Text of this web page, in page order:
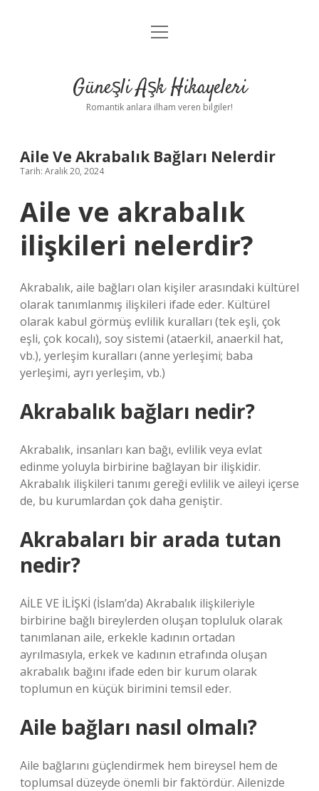
Anasayfa
Yasal Uyarı
menüyü
Güneşli Aşk Hikayeleri
Romantik anlara ilham veren bilgiler!
Aile Ve Akrabalık Bağları Nelerdir
Tarih: Aralık 20, 2024
Aile ve akrabalık
ilişkileri nelerdir?
Akrabalık, aile bağları olan kişiler arasındaki kültürel
olarak tanımlanmış ilişkileri ifade eder. Kültürel
olarak kabul görmüş evlilik kuralları (tek eşli, çok
eşli, çok kocalı), soy sistemi (ataerkil, anaerkil hat,
vb.), yerleşim kuralları (anne yerleşimi; baba
yerleşimi, ayrı yerleşim, vb.)
Akrabalık bağları nedir?
Akrabalık, insanları kan bağı, evlilik veya evlat
edinme yoluyla birbirine bağlayan bir ilişkidir.
Akrabalık ilişkileri tanımı gereği evlilik ve aileyi içerse
de, bu kurumlardan çok daha geniştir.
Akrabaları bir arada tutan
nedir?
AİLE VE İLİŞKİ (İslam’da) Akrabalık ilişkileriyle
birbirine bağlı bireylerden oluşan topluluk olarak
tanımlanan aile, erkekle kadının ortadan
ayrılmasıyla, erkek ve kadının etrafında oluşan
akrabalık bağını ifade eden bir kurum olarak
toplumun en küçük birimini temsil eder.
Aile bağları nasıl olmalı?
Aile bağlarını güçlendirmek hem bireysel hem de
toplumsal düzeyde önemli bir faktördür. Ailenizde